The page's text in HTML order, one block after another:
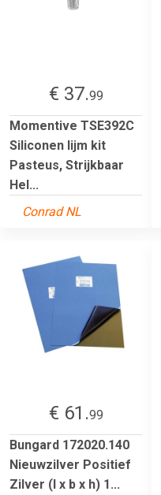
€ 37.99
Momentive TSE392C
Siliconen lijm kit
Pasteus, Strijkbaar
Hel...
Conrad NL
€ 61.99
Bungard 172020.140
Nieuwzilver Positief
Zilver (l x b x h) 1...